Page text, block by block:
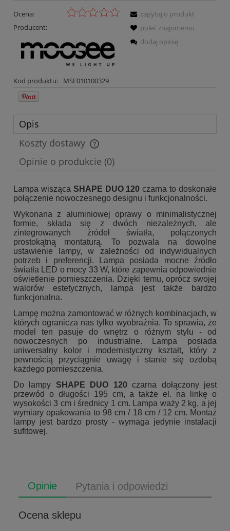
Ocena:
Producent:
Kod produktu: MSE010100329
zapytaj o produkt
poleć znajomemu
dodaj opinię
Opis
Koszty dostawy
Cena nie zawiera ewentualnych kosztów płatności
Opinie o produkcie (0)
Lampa wisząca SHAPE DUO 120 czarna to doskonałe
połączenie nowoczesnego designu i funkcjonalności.
Wykonana z aluminiowej oprawy o minimalistycznej
formie, składa się z dwóch niezależnych, ale
zintegrowanych źródeł światła, połączonych
prostokątną montaturą. To pozwala na dowolne
ustawienie lampy, w zależności od indywidualnych
potrzeb i preferencji. Lampa posiada mocne źródło
światła LED o mocy 33 W, które zapewnia odpowiednie
oświetlenie pomieszczenia. Dzięki temu, oprócz swojej
walorów estetycznych, lampa jest także bardzo
funkcjonalna.
Lampę można zamontować w różnych kombinacjach, w
których ogranicza nas tylko wyobraźnia. To sprawia, że
model ten pasuje do wnętrz o różnym stylu - od
nowoczesnych po industrialne. Lampa posiada
uniwersalny kolor i modernistyczny kształt, który z
pewnością przyciągnie uwagę i stanie się ozdobą
każdego pomieszczenia.
Do lampy SHAPE DUO 120 czarna dołączony jest
przewód o długości 195 cm, a także el. na linkę o
wysokości 3 cm i średnicy 1 cm. Lampa waży 2 kg, a jej
wymiary opakowania to 98 cm / 18 cm / 12 cm. Montaż
lampy jest bardzo prosty - wymaga jedynie instalacji
sufitowej.
Opinie Pytania i odpowiedzi
Ocena sklepu